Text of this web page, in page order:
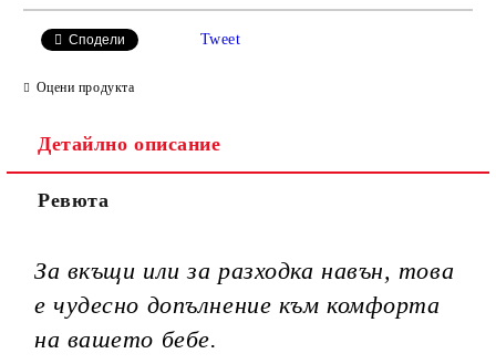
Сподели Tweet
Оцени продукта
Детайлно описание
Ревюта
За вкъщи или за разходка навън, това
е чудесно допълнение към комфорта
на вашето бебе.